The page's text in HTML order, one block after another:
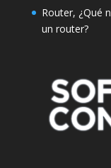
Router, ¿Qué
un router?